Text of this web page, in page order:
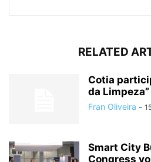
RELATED
Cotia
da
Fran Oliveira -
Smart City
Congress